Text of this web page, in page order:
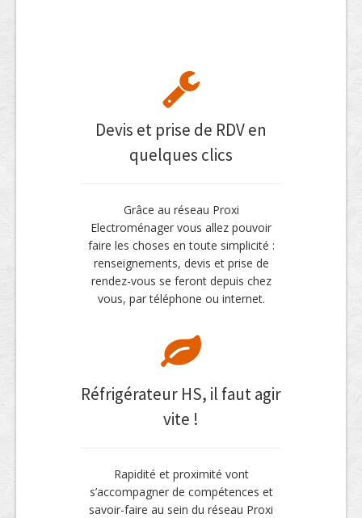
Devis et prise de RDV en
quelques clics
Grâce au réseau Proxi
Electroménager vous allez pouvoir
faire les choses en toute simplicité :
renseignements, devis et prise de
rendez-vous se feront depuis chez
vous, par téléphone ou internet.
Réfrigérateur HS, il faut agir
vite !
Rapidité et proximité vont
s’accompagner de compétences et
savoir-faire au sein du réseau Proxi